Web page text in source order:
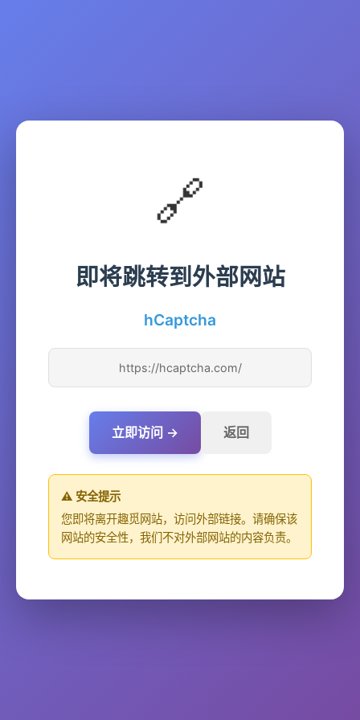
🔗
即将跳转到外部网站
hCaptcha
https://hcaptcha.com/
立即访问 → 返回
⚠️ 安全提示
您即将离开趣觅网站，访问外部链接。请确保该
网站的安全性，我们不对外部网站的内容负责。